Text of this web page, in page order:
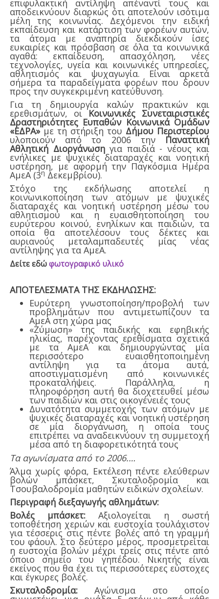
επιφυλακτική αντίληψη απέναντί τους και
αποδεικνύουν διαρκώς ότι αποτελούν ισότιμα
μέλη της κοινωνίας. Δεχόμενοι την ειδική
εκπαίδευση και κατάρτιση των φορέων αυτών,
τα άτομα με αναπηρία διεκδικούν ίσες
ευκαιρίες και πρόσβαση σε όλα τα κοινωνικά
αγαθά: εκπαίδευση, απασχόληση, νέες
τεχνολογίες, υγεία και κοινωνικές υπηρεσίες,
αθλητισμός και ψυχαγωγία. Είναι αρκετά
σήμερα τα παραδείγματα φορέων που δρουν
προς την συγκεκριμένη κατεύθυνση.
Για τη δημιουργία καλών πρακτικών και
ερεθισμάτων, οιΚοινωνικές Συνεταιριστικές
Δραστηριότητες Ευπαθών Κοινωνικά Ομάδων
«ΕΔΡΑ»με τη στήριξη του Δήμου Περιστερίου
υλοποιούν από το 2006 την Παναττική
Αθλητική Διοργάνωση για παιδιά - νέους και
ενήλικες με ψυχικές διαταραχές και νοητική
υστέρηση, με αφορμή την Παγκόσμια Ημέρα
ΑμεΑ (3η Δεκεμβρίου).
Στόχο της εκδήλωσης αποτελεί η
κοινωνικοποίηση των ατόμων με ψυχικές
διαταραχές και νοητική υστέρηση μέσω του
αθλητισμού και η ευαισθητοποίηση του
ευρύτερου κοινού, ενηλίκων και παιδιών, τα
οποία θα αποτελέσουν τους δέκτες και
αυριανούς μεταλαμπαδευτές μίας νέας
αντίληψης για τα ΑμεΑ.
Δείτε εδώφωτογραφικό υλικό
ΑΠΟΤΕΛΕΣΜΑΤΑ ΤΗΣ ΕΚΔΗΛΩΣΗΣ:
Ευρύτερη γνωστοποίηση/προβολή των
προβλημάτων που αντιμετωπίζουν τα
ΑμεΑ στη χώρα μας
«Ζύμωση» της παιδικής και εφηβικής
ηλικίας, παρέχοντας ερεθίσματα σχετικά
με τα ΑμεΑ και δημιουργώντας μία
περισσότερο ευαισθητοποιημένη
αντίληψη για τα άτομα αυτά,
αποστιγματισμένη από κοινωνικές
προκαταλήψεις. Παράλληλα, η
πληροφόρηση αυτή θα διοχετευθεί μέσω
των παιδιών και στις οικογένειές τους
Δυνατότητα συμμετοχής των ατόμων με
ψυχικές διαταραχές και νοητική υστέρηση
σε μία διοργάνωση, η οποία τους
επιτρέπει να αναδεικνύουν τη συμμετοχή
μέσα από τη διαφορετικότητά τους
Τα αγωνίσματα από το 2006.…
Άλμα χωρίς φόρα, Εκτέλεση πέντε ελεύθερων
βολών μπάσκετ, Σκυταλοδρομία και
Τσουβαλοδρομία μαθητών ειδικών σχολείων.
Περιγραφή διεξαγωγής αθλημάτων:
Βολές μπάσκετ: Αξιολογείται η σωστή
τοποθέτηση χεριών και ευστοχία τουλάχιστον
για τέσσερις στις πέντε βολές από τη γραμμή
του φάουλ. Στο δεύτερο μέρος, προσμετρείται
η ευστοχία βολών μέχρι τρείς στις πέντε από
όποιο σημείο του γηπέδου. Νικητής είναι
εκείνος που θα έχει τις περισσότερες εύστοχες
και έγκυρες βολές.
Σκυταλοδρομία: Αγώνισμα στο οποίο